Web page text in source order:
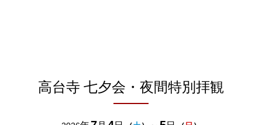
高台寺 七夕会・夜間特別拝観